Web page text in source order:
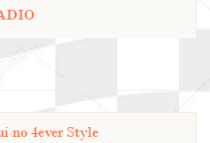
no 4ever Style